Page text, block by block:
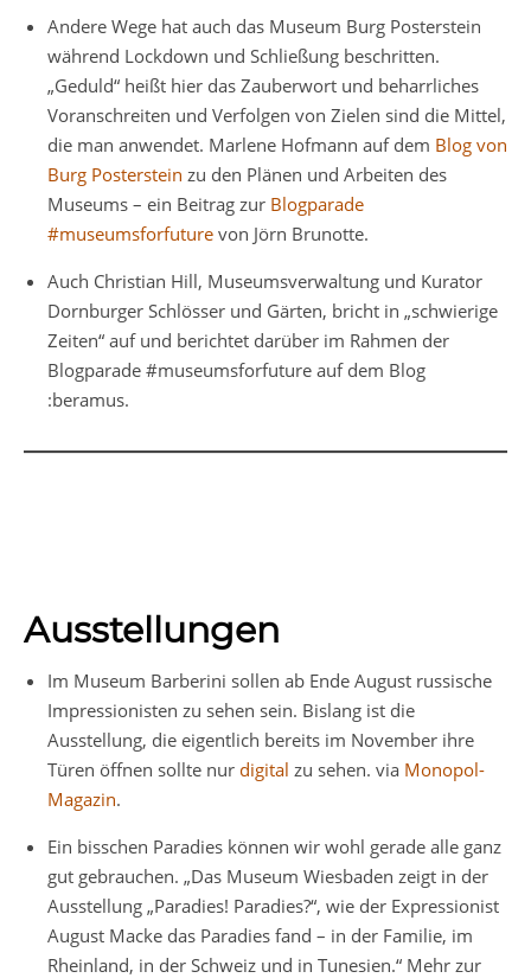
Andere Wege hat auch das Museum Burg Posterstein
während Lockdown und Schließung beschritten.
„Geduld“ heißt hier das Zauberwort und beharrliches
Voranschreiten und Verfolgen von Zielen sind die Mittel,
die man anwendet. Marlene Hofmann auf dem Blog von
Burg Posterstein zu den Plänen und Arbeiten des
Museums – ein Beitrag zur Blogparade
#museumsforfuture von Jörn Brunotte.
Auch Christian Hill, Museumsverwaltung und Kurator
Dornburger Schlösser und Gärten, bricht in „schwierige
Zeiten“ auf und berichtet darüber im Rahmen der
Blogparade #museumsforfuture auf dem Blog
:beramus.
Ausstellungen
Im Museum Barberini sollen ab Ende August russische
Impressionisten zu sehen sein. Bislang ist die
Ausstellung, die eigentlich bereits im November ihre
Türen öffnen sollte nur digital zu sehen. via Monopol-
Magazin.
Ein bisschen Paradies können wir wohl gerade alle ganz
gut gebrauchen. „Das Museum Wiesbaden zeigt in der
Ausstellung „Paradies! Paradies?“, wie der Expressionist
August Macke das Paradies fand – in der Familie, im
Rheinland, in der Schweiz und in Tunesien.“ Mehr zur